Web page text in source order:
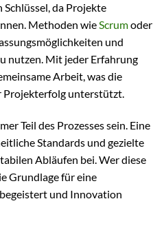
da Projekte
Methoden wieScrumoder
und
nutzen. Mit jeder Erfahrung
Arbeit, was die
Projekterfolg unterstützt.
Teil des Prozesses sein. Eine
Standards und gezielte
Abläufen bei. Wer diese
Grundlage für eine
und Innovation